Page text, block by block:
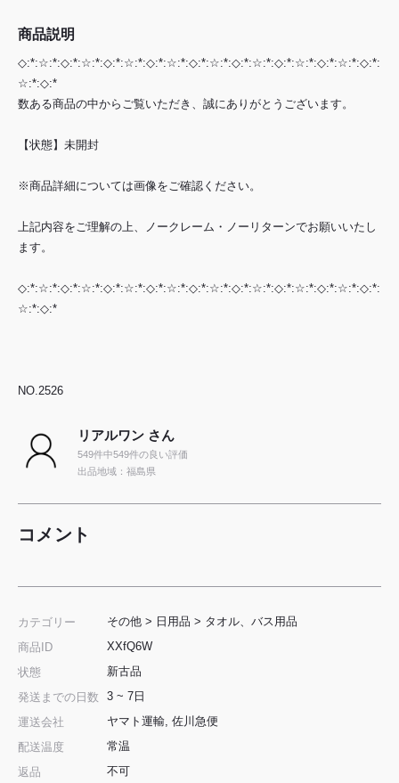
商品説明
◇:*:☆:*:◇:*:☆:*:◇:*:☆:*:◇:*:☆:*:◇:*:☆:*:◇:*:☆:*:◇:*:☆:*:◇:*:☆:*:◇:*:
☆:*:◇:*
数ある商品の中からご覧いただき、誠にありがとうございます。
【状態】未開封
※商品詳細については画像をご確認ください。
上記内容をご理解の上、ノークレーム・ノーリターンでお願いいたし
ます。
◇:*:☆:*:◇:*:☆:*:◇:*:☆:*:◇:*:☆:*:◇:*:☆:*:◇:*:☆:*:◇:*:☆:*:◇:*:☆:*:◇:*:
☆:*:◇:*
NO.2526
リアルワン さん
549件中549件の良い評価
出品地域：福島県
コメント
カテゴリー その他 > 日用品 > タオル、バス用品
商品ID
XXfQ6W
状態
新古品
発送までの日数
3 ~ 7日
運送会社
ヤマト運輸, 佐川急便
配送温度
常温
返品
不可